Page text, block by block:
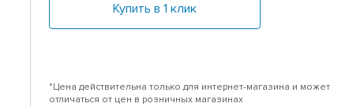
Купить в 1 клик
*Цена действительна только для интернет-магазина и может
отличаться от цен в розничных магазинах